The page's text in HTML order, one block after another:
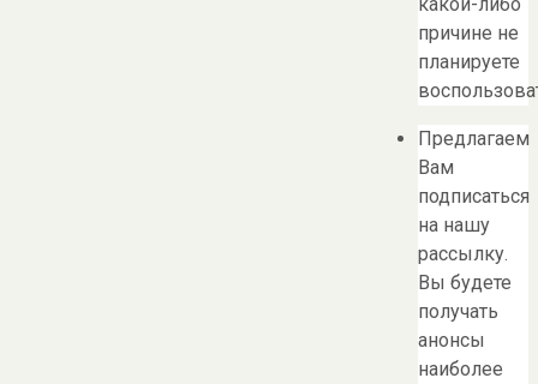
причине не
планируете
Предлагаем
Вам
подписаться
на нашу
рассылку.
Вы будете
получать
анонсы
наиболее